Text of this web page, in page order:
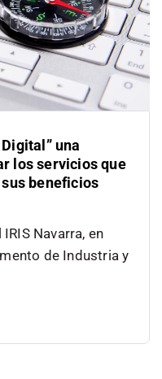
una
los servicios que
beneficios
Navarra, en
de Industria y